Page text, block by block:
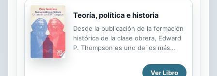
Teoría, política e historia
Desde la publicación de la formación
histórica de la clase obrera, Edward
P. Thompson es uno de los más
Además, su protagonismo dentro de
Ver Libro